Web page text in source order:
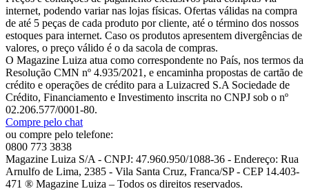
internet, podendo variar nas lojas físicas. Ofertas válidas na compra
de até 5 peças de cada produto por cliente, até o término dos nossos
estoques para internet. Caso os produtos apresentem divergências de
valores, o preço válido é o da sacola de compras.
O Magazine Luiza atua como correspondente no País, nos termos da
Resolução CMN nº 4.935/2021, e encaminha propostas de cartão de
crédito e operações de crédito para a Luizacred S.A Sociedade de
Crédito, Financiamento e Investimento inscrita no CNPJ sob o nº
02.206.577/0001-80.
Compre pelo chat
ou compre pelo telefone:
0800 773 3838
Magazine Luiza S/A - CNPJ: 47.960.950/1088-36 - Endereço: Rua
Arnulfo de Lima, 2385 - Vila Santa Cruz, Franca/SP - CEP 14.403-
471 ® Magazine Luiza – Todos os direitos reservados.